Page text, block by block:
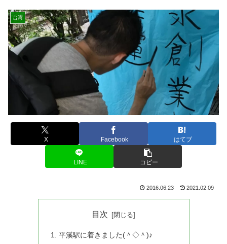
台湾
X Facebook はてブ
LINE コピー
2016.06.23 2021.02.09
目次
平溪駅に着きました(＾◇＾)♪